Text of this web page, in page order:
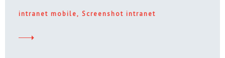
intranet mobile Screenshot intranet